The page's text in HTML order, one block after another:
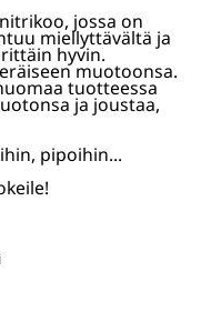
jossa on
miellyttävältä ja
hyvin.
muotoonsa.
tuotteessa
ja joustaa,
pipoihin...